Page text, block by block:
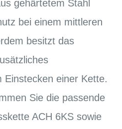
gehärtetem Stahl
bei einem mittleren
besitzt das
Einstecken einer Kette.
Sie die passende
ACH 6KS sowie